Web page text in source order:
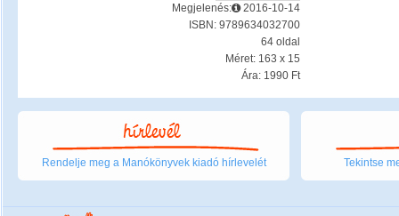
Megjelenés:
2016-10-14
ISBN: 9789634032700
64 oldal
Méret: 163 x 15
Ára: 1990 Ft
Rendelje meg a Manókönyvek kiadó hírlevelét Tekintse